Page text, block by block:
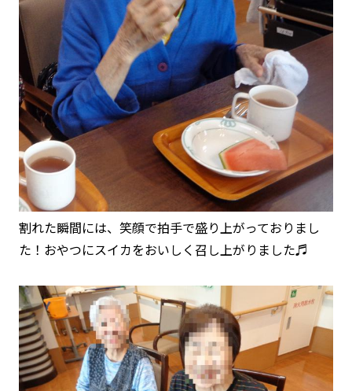
割れた瞬間には、笑顔で拍手で盛り上がっておりまし
た！おやつにスイカをおいしく召し上がりました♬